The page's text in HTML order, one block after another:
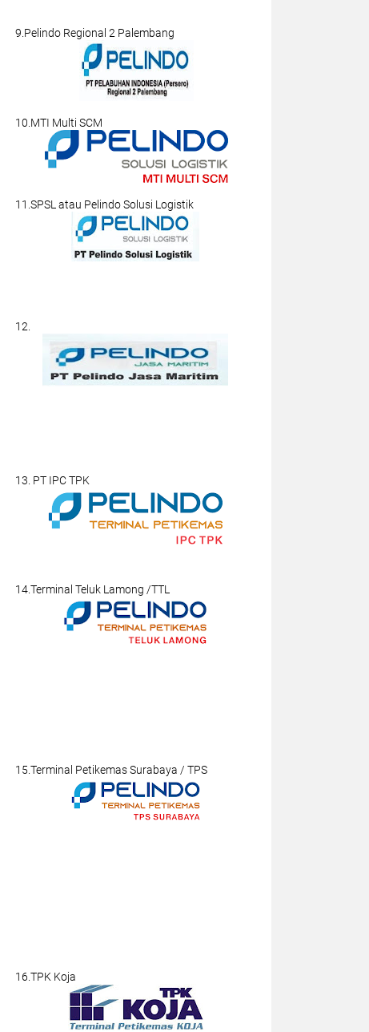
9.Pelindo Regional 2 Palembang
10.MTI Multi SCM
11.SPSL atau Pelindo Solusi Logistik
12.
13. PT IPC TPK
14.Terminal Teluk Lamong /TTL
15.Terminal Petikemas Surabaya / TPS
16.TPK Koja